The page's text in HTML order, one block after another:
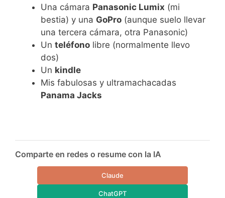
Una cámara Panasonic Lumix (mi
bestia) y una GoPro (aunque suelo llevar
una tercera cámara, otra Panasonic)
Un teléfono libre (normalmente llevo
dos)
Un kindle
Mis fabulosas y ultramachacadas
Panama Jacks
Comparte en redes o resume con la IA
Claude
ChatGPT